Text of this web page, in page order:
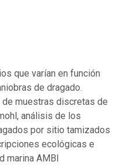
que varían en función
de dragado.
muestras discretas de
análisis de los
por sitio tamizados
ecológicas e
marina AMBI